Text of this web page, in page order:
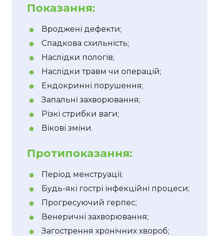
Показання:
Вроджені дефекти;
Спадкова схильність;
Наслідки пологів;
Наслідки травм чи операцій;
Ендокринні порушення;
Запальні захворювання;
Різкі стрибки ваги;
Вікові зміни.
Протипоказання:
Період менструації;
Будь-які гострі інфекційні процеси;
Прогресуючий герпес;
Венеричні захворювання;
Загострення хронічних хвороб;